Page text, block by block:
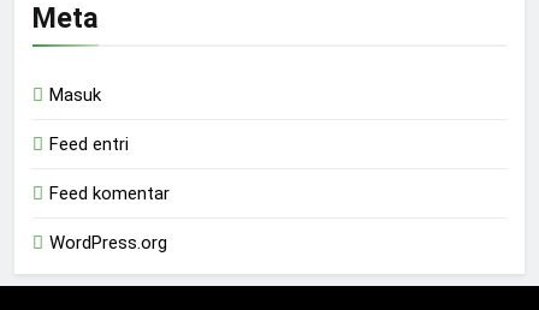
Meta
Masuk
Feed entri
Feed komentar
WordPress.org